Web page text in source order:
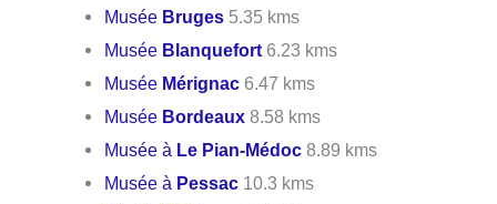
Musée Bruges 5.35 kms
Musée Blanquefort 6.23 kms
Musée Mérignac 6.47 kms
Musée Bordeaux 8.58 kms
Musée à Le Pian-Médoc 8.89 kms
Musée à Pessac 10.3 kms